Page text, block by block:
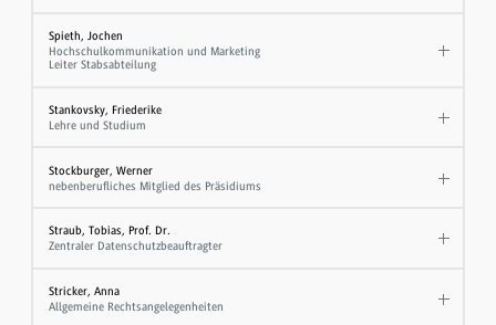
Spieth, Jochen
Hochschulkommunikation und Marketing
Leiter Stabsabteilung
Stankovsky, Friederike
Lehre und Studium
Stockburger, Werner
nebenberufliches Mitglied des Präsidiums
Straub, Tobias, Prof. Dr.
Zentraler Datenschutzbeauftragter
Stricker, Anna
Allgemeine Rechtsangelegenheiten